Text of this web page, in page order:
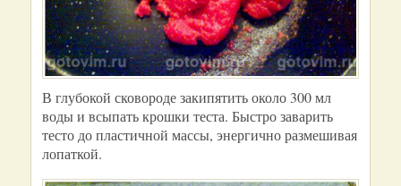
В глубокой сковороде закипятить около 300 мл
воды и всыпать крошки теста. Быстро заварить
тесто до пластичной массы, энергично размешивая
лопаткой.